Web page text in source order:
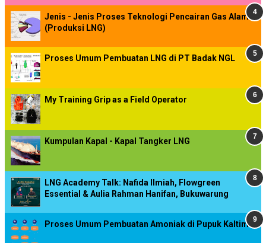
Jenis - Jenis Proses Teknologi Pencairan Gas Alam
(Produksi LNG)
Proses Umum Pembuatan LNG di PT Badak NGL
My Training Grip as a Field Operator
Kumpulan Kapal - Kapal Tangker LNG
LNG Academy Talk: Nafida Ilmiah, Flowgreen
Essential & Aulia Rahman Hanifan, Bukuwarung
Proses Umum Pembuatan Amoniak di Pupuk Kaltim